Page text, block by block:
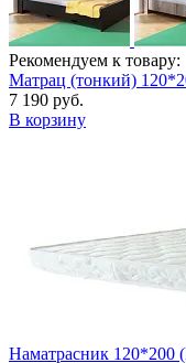
Рекомендуем к товару:
Матрац (тонкий)
7 190 руб.
В корзину
Наматрасник 120*200